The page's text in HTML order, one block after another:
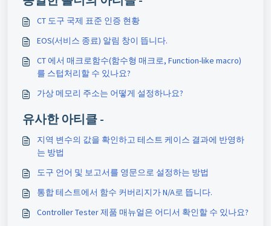
CT 도구 국제 표준 인증 현황
EOS(서비스 종료) 알림 창이 뜹니다.
CT 에서 매크로함수(함수형 매크로, Function-like macro)
를 스텁처리할 수 있나요?
가상 메모리 주소는 어떻게 설정하나요?
유사한 아티클 -
지역 변수의 값을 확인하고 테스트 케이스 결과에 반영하
는 방법
도구 언어 및 보고서를 영문으로 설정하는 방법
통합 테스트에서 함수 커버리지가 N/A로 뜹니다.
Controller Tester 제품 매뉴얼은 어디서 확인할 수 있나요?